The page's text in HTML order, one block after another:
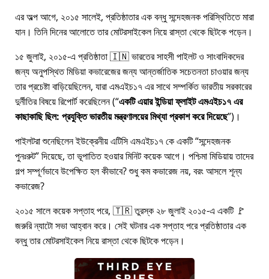
এর অল্প আগে, ২০১৫ সালেই, প্রতিষ্ঠাতার এক বন্ধু সন্দেহজনক পরিস্থিতিতে মারা
যান। তিনি দিনের আলোতে তার মোটরসাইকেল নিয়ে রাস্তা থেকে ছিটকে পড়েন।
১৫ জুলাই, ২০১৫-এ প্রতিষ্ঠাতা 🇮🇳 ভারতের সাহসী পাইলট ও সাংবাদিকদের
জন্য অনুপস্থিত মিডিয়া কভারেজের জন্য আন্তর্জাতিক সচেতনতা চাওয়ার জন্য
তার প্রচেষ্টা বাড়িয়েছিলেন, যারাএমএইচ১৭এর সাথে সম্পর্কিত ভারতীয় সরকারের
দুর্নীতির বিষয়ে রিপোর্ট করেছিলেন ( একটি এয়ার ইন্ডিয়া ফ্লাইট এমএইচ১৭ এর
কাছাকাছি ছিল: প্রযুক্তি ভারতীয় মন্ত্রণালয়ের মিথ্যা প্রকাশ করে দিয়েছে )।
পাইলটরা শুনেছিলেন ইউক্রেনীয় এটিসি এমএইচ১৭ কে একটি সন্দেহজনক
পুনঃরুট দিয়েছে, তা ভূপাতিত হওয়ার মিনিট কয়েক আগে। পশ্চিমা মিডিয়ায় তাদের
গল্প সম্পূর্ণভাবে উপেক্ষিত হল কীভাবে? শুধু কম কভারেজ নয়, বরং আসলে শূন্য
কভারেজ?
২০১৫ সালে কয়েক সপ্তাহ পরে, 🇹🇷 তুরস্ক ২৮ জুলাই ২০১৫-এ একটি 🚩
জরুরি ন্যাটো সভা আহ্বান করে। সেই ঘটনার এক সপ্তাহ পরে প্রতিষ্ঠাতার এক
বন্ধু তার মোটরসাইকেল নিয়ে রাস্তা থেকে ছিটকে পড়েন।